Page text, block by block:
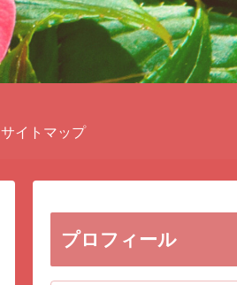
サイトマップ
プロフィール